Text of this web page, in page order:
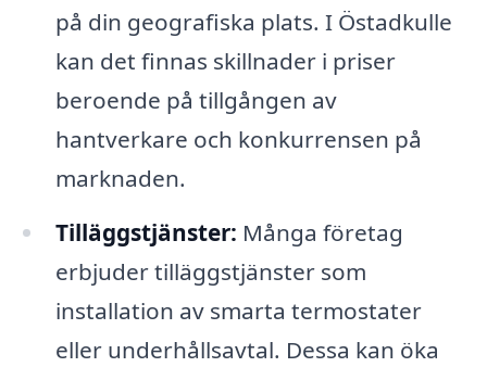
på din geografiska plats. I Östadkulle
kan det finnas skillnader i priser
beroende på tillgången av
hantverkare och konkurrensen på
marknaden.
Tilläggstjänster: Många företag
erbjuder tilläggstjänster som
installation av smarta termostater
eller underhållsavtal. Dessa kan öka